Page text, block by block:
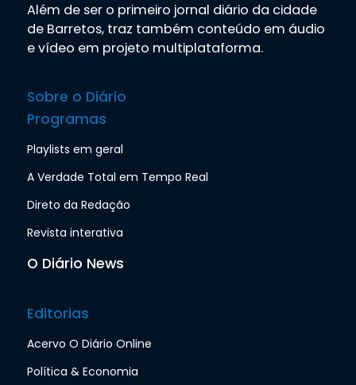
Além de ser o primeiro jornal diário da cidade
de Barretos, traz também conteúdo em áudio
e vídeo em projeto multiplataforma.
Sobre o Diário
Programas
Playlists em geral
A Verdade Total em Tempo Real
Direto da Redação
Revista interativa
O Diário News
Editorias
Acervo O Diário Online
Política & Economia